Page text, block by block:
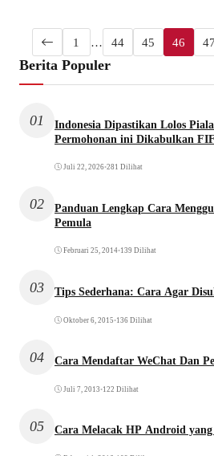
1 … 44 45 46 47
Berita Populer
01
Indonesia Dipastikan Lolos
Permohonan ini Dikabulkan
Juli 22, 2026•281 Dilihat
02
Panduan Lengkap Cara
Pemula
Februari 25, 2014•139 Dilihat
03 Tips Sederhana: Cara Agar
Oktober 6, 2015 •136 Dilihat
04 Cara Mendaftar WeChat Dan
Juli 7, 2013 •122 Dilihat
05 Cara Melacak HP Android